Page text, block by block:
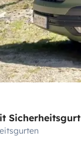
Sicherheitsgurt